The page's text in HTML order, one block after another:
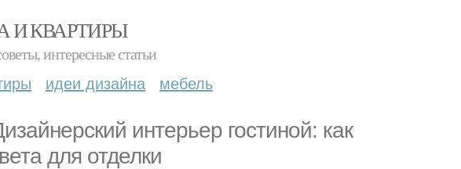
И КВАРТИРЫ
интересные статьи
идеи дизайна мебель
интерьер гостиной: как
для отделки